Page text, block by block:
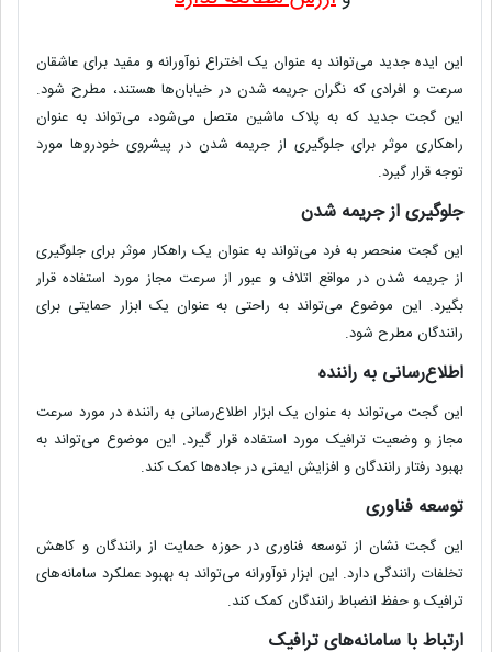
این ایده جدید می‌تواند به عنوان یک اختراع نوآورانه و مفید برای عاشقان
سرعت و افرادی که نگران جریمه شدن در خیابان‌ها هستند، مطرح شود.
این گجت جدید که به پلاک ماشین متصل می‌شود، می‌تواند به عنوان
راهکاری موثر برای جلوگیری از جریمه شدن در پیشروی خودروها مورد
توجه قرار گیرد.
جلوگیری از جریمه شدن
این گجت منحصر به فرد می‌تواند به عنوان یک راهکار موثر برای جلوگیری
از جریمه شدن در مواقع اتلاف و عبور از سرعت مجاز مورد استفاده قرار
بگیرد. این موضوع می‌تواند به راحتی به عنوان یک ابزار حمایتی برای
رانندگان مطرح شود.
اطلاع‌رسانی به راننده
این گجت می‌تواند به عنوان یک ابزار اطلاع‌رسانی به راننده در مورد سرعت
مجاز و وضعیت ترافیک مورد استفاده قرار گیرد. این موضوع می‌تواند به
بهبود رفتار رانندگان و افزایش ایمنی در جاده‌ها کمک کند.
توسعه فناوری
این گجت نشان از توسعه فناوری در حوزه حمایت از رانندگان و کاهش
تخلفات رانندگی دارد. این ابزار نوآورانه می‌تواند به بهبود عملکرد سامانه‌های
ترافیک و حفظ انضباط رانندگان کمک کند.
ارتباط با سامانه‌های ترافیک